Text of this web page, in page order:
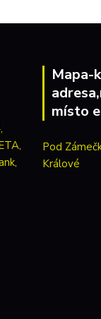
Mapa-
místo
Pod
Králové